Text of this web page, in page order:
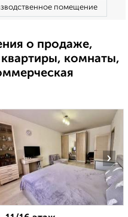
помещение
о продаже,
комнаты,
›